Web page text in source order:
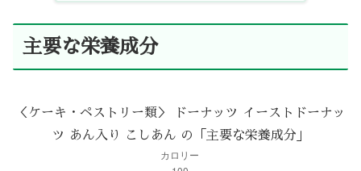
主要な栄養成分
＜ケーキ・ペストリー類＞ ドーナッツ イーストドーナッ
ツ あん入り こしあん の「主要な栄養成分」